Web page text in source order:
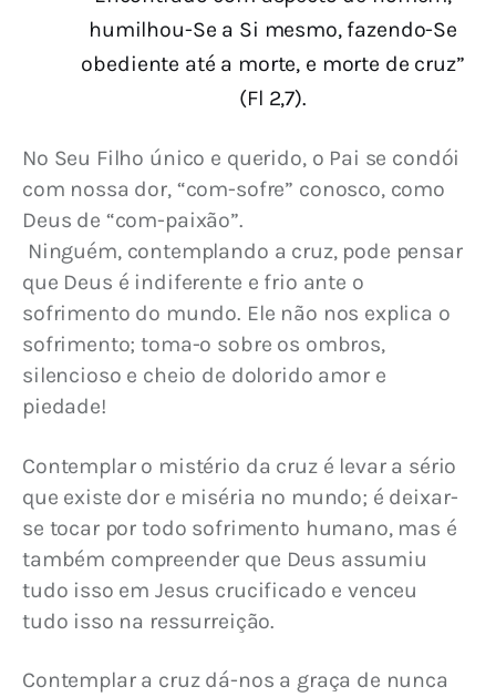
humilhou-Se a Si mesmo, fazendo-Se
obediente até a morte, e morte de cruz”
(Fl 2,7).
No Seu Filho único e querido, o Pai se condói
com nossa dor, “com-sofre” conosco, como
Deus de “com-paixão”.
que Deus é indiferente e frio ante o
sofrimento do mundo. Ele não nos explica o
sofrimento; toma-o sobre os ombros,
silencioso e cheio de dolorido amor e
piedade!
Contemplar o mistério da cruz é levar a sério
que existe dor e miséria no mundo; é deixar-
se tocar por todo sofrimento humano, mas é
também compreender que Deus assumiu
tudo isso em Jesus crucificado e venceu
tudo isso na ressurreição.
Contemplar a cruz dá-nos a graça de nunca